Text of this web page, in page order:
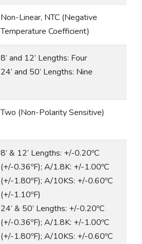
Non-Linear, NTC (Negative
Temperature Coefficient)
8’ and 12’ Lengths: Four
24’ and 50’ Lengths: Nine
Two (Non-Polarity Sensitive)
8’ & 12’ Lengths: +/-0.20ºC
(+/-0.36ºF); A/1.8K: +/-1.00ºC
(+/-1.80ºF); A/10KS: +/-0.60ºC
(+/-1.10ºF)
24’ & 50’ Lengths: +/-0.20ºC
(+/-0.36ºF); A/1.8K: +/-1.00ºC
(+/-1.80ºF); A/10KS: +/-0.60ºC